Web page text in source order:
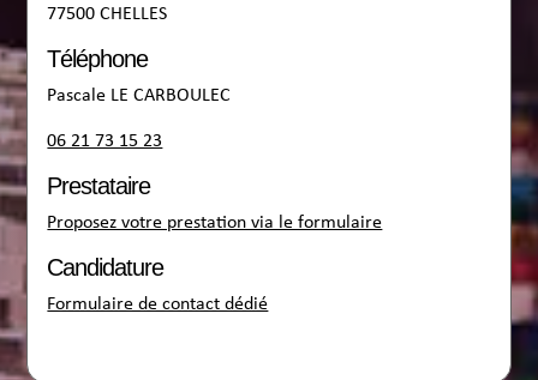
77500 CHELLES
Téléphone
Pascale LE CARBOULEC
06 21 73 15 23
Prestataire
Proposez votre prestation via le formulaire
Candidature
Formulaire de contact dédié